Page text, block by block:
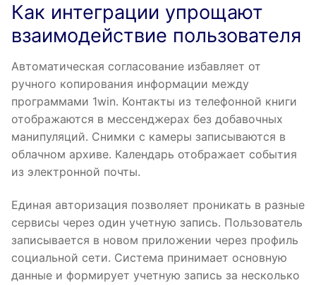
Как интеграции упрощают
взаимодействие пользователя
Автоматическая согласование избавляет от
ручного копирования информации между
программами 1win. Контакты из телефонной книги
отображаются в мессенджерах без добавочных
манипуляций. Снимки с камеры записываются в
облачном архиве. Календарь отображает события
из электронной почты.
Единая авторизация позволяет проникать в разные
сервисы через один учетную запись. Пользователь
записывается в новом приложении через профиль
социальной сети. Система принимает основную
данные и формирует учетную запись за несколько